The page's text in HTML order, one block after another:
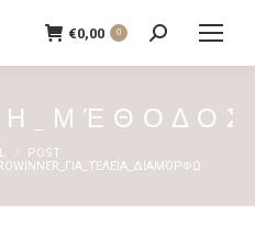
€0,00 0
Recherche
:
POST